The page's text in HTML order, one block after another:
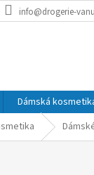
info@drogerie-
Dámská